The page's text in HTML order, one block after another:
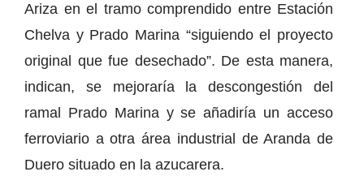
Ariza en el tramo comprendido entre Estación
Chelva y Prado Marina “siguiendo el proyecto
original que fue desechado”. De esta manera,
indican, se mejoraría la descongestión del
ramal Prado Marina y se añadiría un acceso
ferroviario a otra área industrial de Aranda de
Duero situado en la azucarera.